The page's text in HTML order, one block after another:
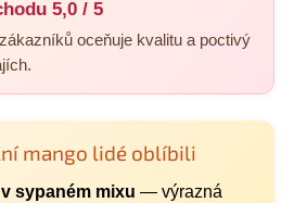
5,0 / 5
oceňuje kvalitu a poctivý
mango lidé oblíbili
sypaném mixu — výrazná